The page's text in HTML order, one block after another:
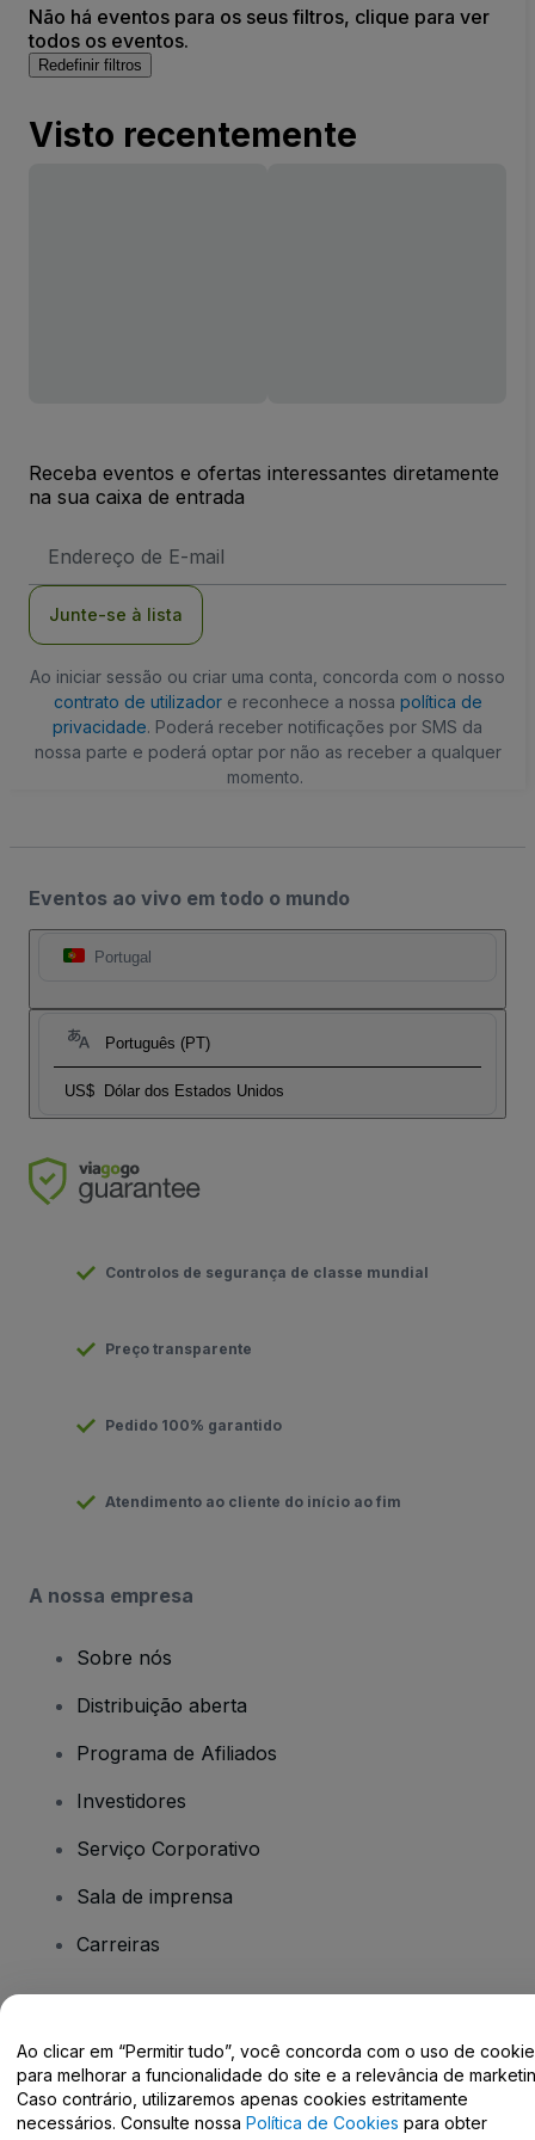
Não há eventos para os seus filtros, clique para ver
todos os eventos.
Redefinir filtros
Visto recentemente
Receba eventos e ofertas interessantes diretamente
na sua caixa de entrada
de
Junte-se à lista
Ao iniciar sessão ou criar uma conta, concorda com o nosso
contrato de utilizadore reconhece a nossa política de
privacidade. Poderá receber notificações por SMS da
nossa parte e poderá optar por não as receber a qualquer
momento.
Eventos ao vivo em todo o mundo
Portugal
Português (PT)
US$ Dólar dos Estados Unidos
Controlos de segurança de classe mundial
Preço transparente
Pedido 100% garantido
Atendimento ao cliente do início ao fim
A nossa empresa
Sobre nós
Distribuição aberta
Programa de Afiliados
Investidores
Serviço Corporativo
Sala de imprensa
Carreiras
Centro de Ajuda / Fale Conosco
Ao clicar em “Permitir tudo”, você concorda com o uso de
para melhorar a funcionalidade do site e a relevância de
Caso contrário, utilizaremos apenas cookies estritamente
necessários. Consulte nossa Política de Cookies para obter